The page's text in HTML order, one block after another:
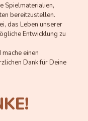
Spielmaterialien,
bereitzustellen.
das Leben unserer
Entwicklung zu
einen
Dank für Deine